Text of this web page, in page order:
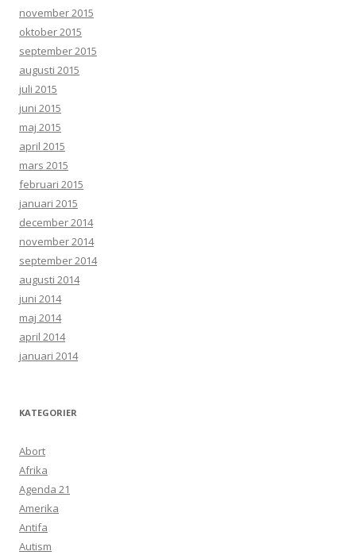
november 2015
oktober 2015
september 2015
augusti 2015
juli 2015
juni 2015
maj 2015
april 2015
mars 2015
februari 2015
januari 2015
december 2014
november 2014
september 2014
augusti 2014
juni 2014
maj 2014
april 2014
januari 2014
KATEGORIER
Abort
Afrika
Agenda 21
Amerika
Antifa
Autism